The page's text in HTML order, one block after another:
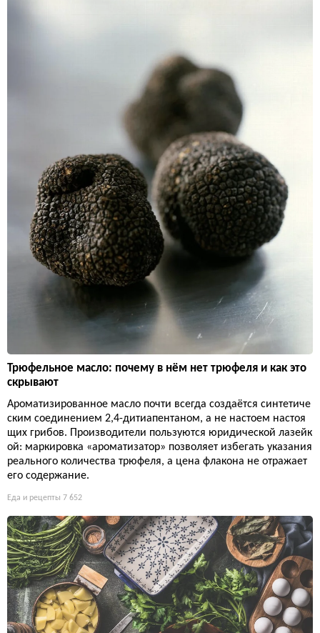
Трюфельное масло: почему в нём нет трюфеля и как это
скрывают
Ароматизированное масло почти всегда создаётся синтетиче
ским соединением 2,4-дитиапентаном, а не настоем настоя
щих грибов. Производители пользуются юридической лазейк
ой: маркировка «ароматизатор» позволяет избегать указания
реального количества трюфеля, а цена флакона не отражает
его содержание.
Еда и рецепты 7 652